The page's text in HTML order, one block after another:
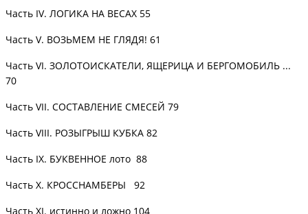
Часть IV. ЛОГИКА НА ВЕСАХ 55
Часть V. ВОЗЬМЕМ НЕ ГЛЯДЯ! 61
Часть VI. ЗОЛОТОИСКАТЕЛИ, ЯЩЕРИЦА И БЕРГОМОБИЛЬ ...
70
Часть VII. СОСТАВЛЕНИЕ СМЕСЕЙ 79
Часть VIII. РОЗЫГРЫШ КУБКА 82
Часть IX. БУКВЕННОЕ лото 88
Часть X. КРОССНАМБЕРЫ
92
Часть XI. истинно и ложно 104